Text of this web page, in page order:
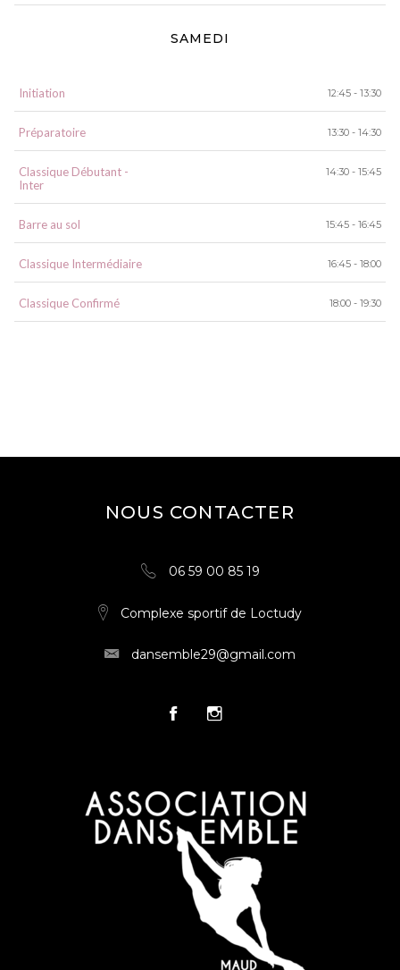
SAMEDI
Initiation 12:45 - 13:30
Préparatoire 13:30 - 14:30
Classique Débutant -
Inter
14:30 - 15:45
Barre au sol 15:45 - 16:45
Classique Intermédiaire 16:45 - 18:00
Classique Confirmé 18:00 - 19:30
NOUS CONTACTER
06 59 00 85 19
Complexe sportif de Loctudy
dansemble29@gmail.com